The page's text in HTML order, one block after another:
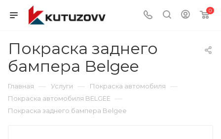
0
Покраска заднего
бампера Belgee
Главная — Услуги — Покраска автомобиля —
Покраска автомобиля BELGEE —
Покраска заднего бампера Belgee